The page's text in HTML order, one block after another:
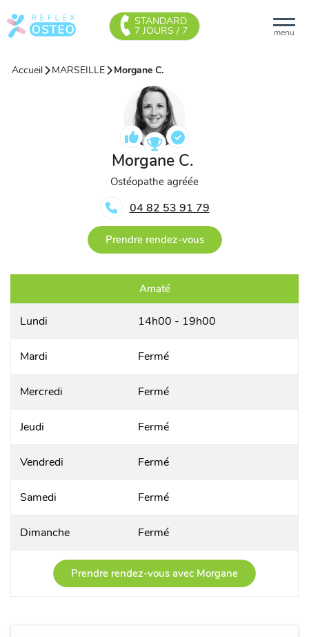
menu
STANDARD
7 JOURS / 7
Accueil MARSEILLE Morgane C.
Morgane C.
Ostéopathe agréée
04 82 53 91 79
Prendre rendez-vous
Amaté
Lundi 14h00 - 19h00
Mardi Fermé
Mercredi Fermé
Jeudi Fermé
Vendredi Fermé
Samedi Fermé
Dimanche Fermé
Prendre rendez-vous avec Morgane